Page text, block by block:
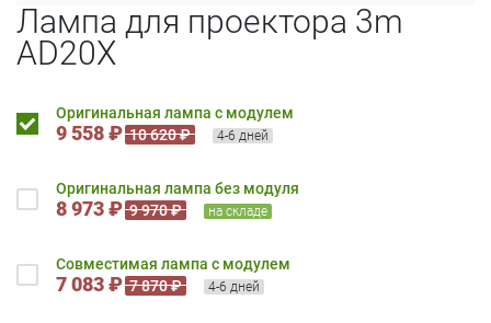
Лампа для проектора 3m
AD20X
Оригинальная лампа с модулем
9 558 ₽ 10 620 ₽ 4-6 дней
Оригинальная лампа без модуля
8 973 ₽ 9 970 ₽ на складе
Совместимая лампа с модулем
7 083 ₽ 7 870 ₽ 4-6 дней